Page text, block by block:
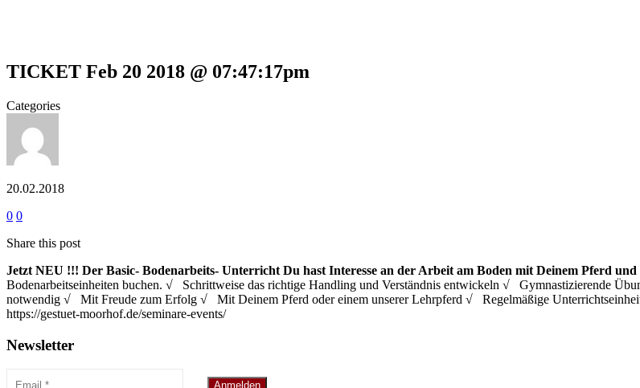
TICKET Feb 20 2018 @ 07:47:17pm
Categories
20.02.2018
0 0
Share this post
Jetzt NEU !!! Der Basic- Bodenarbeits- Unterricht Du hast Interesse an der Arbeit am Boden mit Deinem Pferd
Bodenarbeitseinheiten buchen. √ Schrittweise das richtige Handling und Verständnis entwickeln √ Gymnastizierende
notwendig √ Mit Freude zum Erfolg √ Mit Deinem Pferd oder einem unserer Lehrpferd √ Regelmäßige
https://gestuet-moorhof.de/seminare-events/
Newsletter